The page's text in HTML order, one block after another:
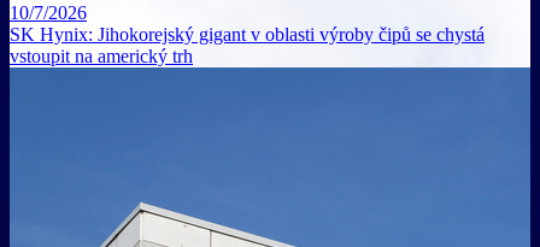
10/7/2026
SK Hynix: Jihokorejský gigant v oblasti výroby čipů se chystá
vstoupit na americký trh